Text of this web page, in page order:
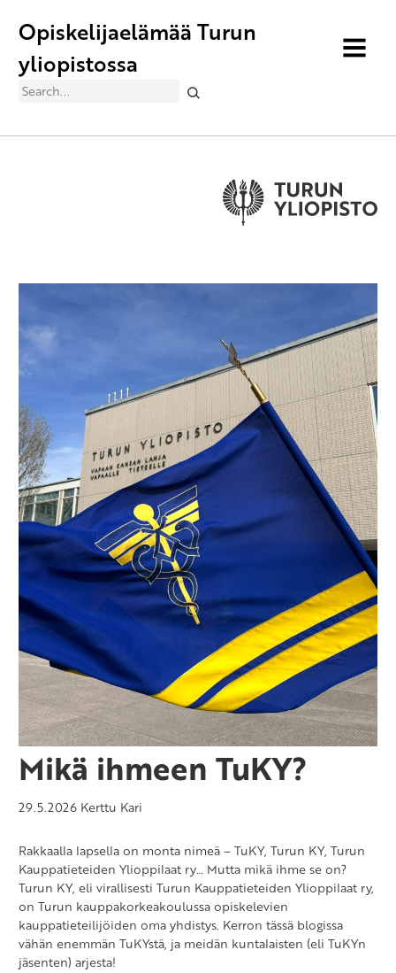
Opiskelijaelämää Turun
yliopistossa
MENU
Search
Mikä ihmeen TuKY?
29.5.2026 Kerttu Kari
Rakkaalla lapsella on monta nimeä – TuKY, Turun KY, Turun
Kauppatieteiden Ylioppilaat ry… Mutta mikä ihme se on?
Turun KY, eli virallisesti Turun Kauppatieteiden Ylioppilaat ry,
on Turun kauppakorkeakoulussa opiskelevien
kauppatieteilijöiden oma yhdistys. Kerron tässä blogissa
vähän enemmän TuKYstä, ja meidän kuntalaisten (eli TuKYn
jäsenten) arjesta!